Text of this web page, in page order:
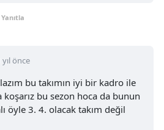
Yanıtla
yıl önce
bu takımın iyi bir kadro ile
bu sezon hoca da bunun
öyle 3. 4. olacak takım değil